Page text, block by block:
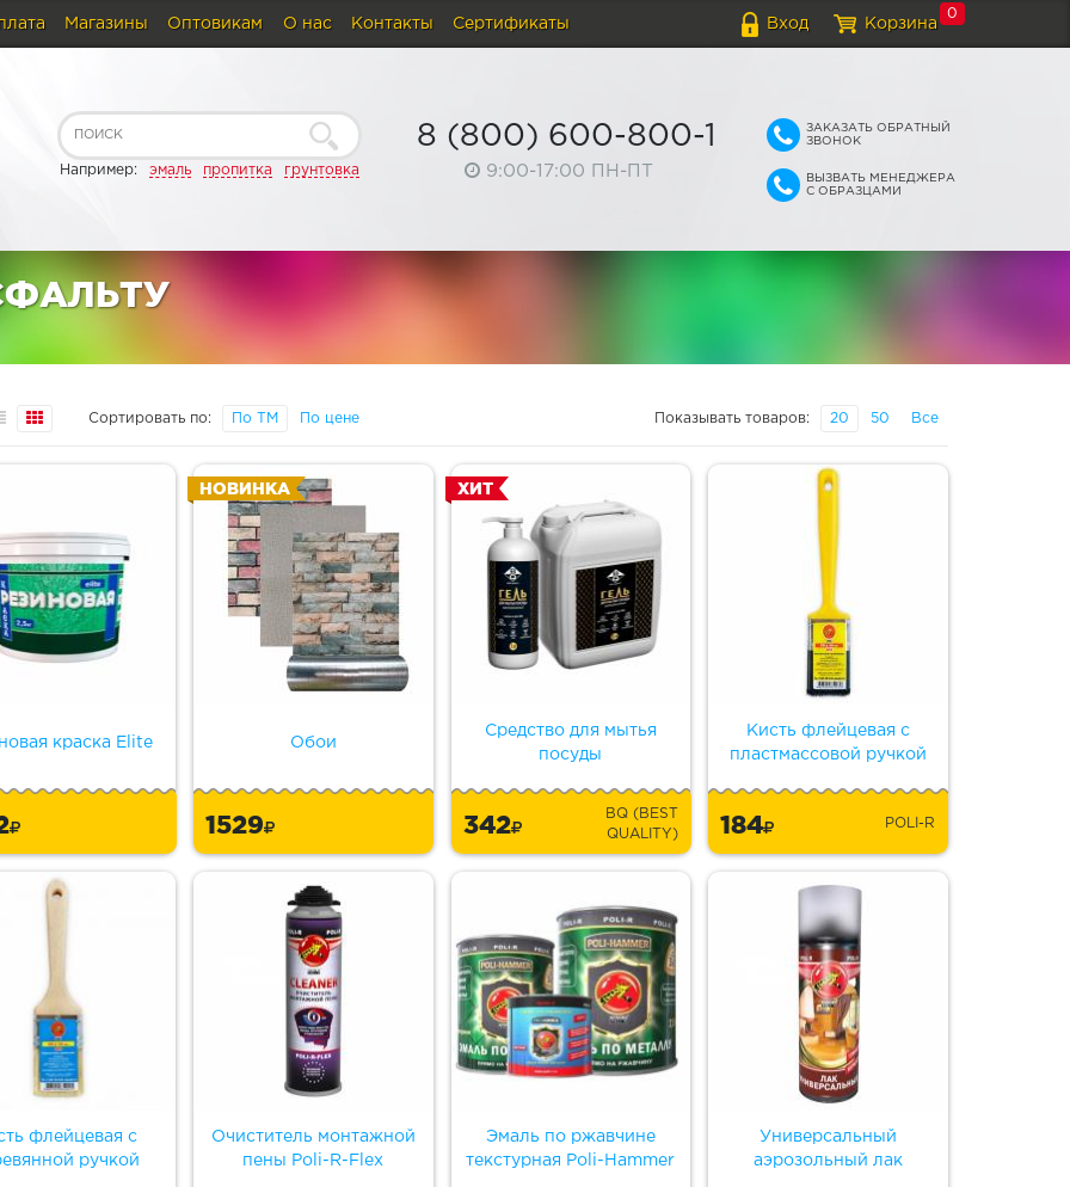
Вход Корзина
0
Магазины Оптовикам О нас Контакты Сертификаты
Например: эмаль пропитка грунтовка
8 (800) 600-800-1
9:00-17:00 ПН-ПТ
ЗАКАЗАТЬ ОБРАТНЫЙ
ЗВОНОК
ВЫЗВАТЬ МЕНЕДЖЕРА
С ОБРАЗЦАМИ
Сортировать по: По ТМ По цене Показывать товаров: 20 50 Все
краска Elite Обои
НОВИНКА
1529
Средство для мытья
посуды
ХИТ
342
BQ (BEST
QUALITY)
Кисть флейцевая с
пластмассовой ручкой
184 POLI-R
флейцевая с
ручкой
Очиститель монтажной
пены Poli-R-Flex
Эмаль по ржавчине
текстурная Poli-Hammer
Универсальный
аэрозольный лак